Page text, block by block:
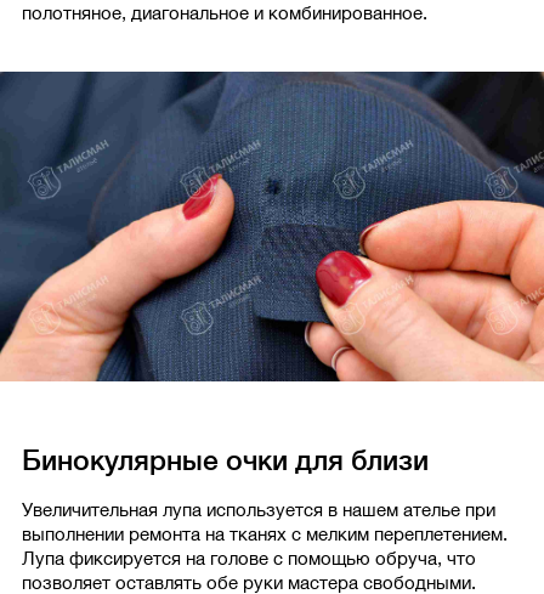
полотняное, диагональное и комбинированное.
Бинокулярные очки для близи
Увеличительная лупа используется в нашем ателье при
выполнении ремонта на тканях с мелким переплетением.
Лупа фиксируется на голове с помощью обруча, что
позволяет оставлять обе руки мастера свободными.